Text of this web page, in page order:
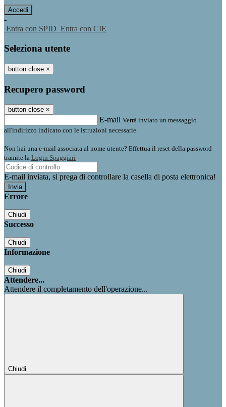
-
Entra con SPID Entra con CIE
Seleziona utente
button close ×
Recupero password
button close ×
E-mail Verrà inviato un messaggio
all'indirizzo indicato con le istruzioni necessarie.
Non hai una e-mail associata al nome utente? Effettua il reset della password
tramite la Login Spaggiari
E-mail inviata, si prega di controllare la casella di posta elettronica!
Errore
Chiudi
Successo
Chiudi
Informazione
Chiudi
Attendere...
Attendere il completamento dell'operazione...
Chiudi